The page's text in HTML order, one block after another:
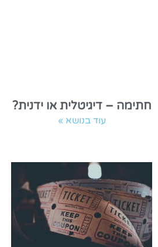
חתימה – דיגיטלית או ידנית?
עוד בנושא »